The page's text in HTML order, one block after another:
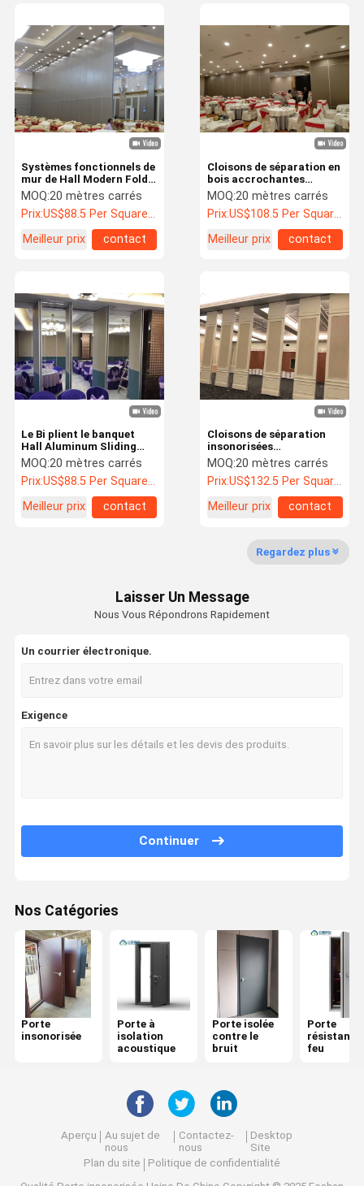
Produits
Contrôle De
Nous
Les Affaires
Porte insonorisée
Porte à isolation acoustique
Porte isolée contre le bruit
Porte résistante au feu
Partition murale opérationnelle
diviseur de pièce accrochant
Une cabine téléphonique insonorisée
Module de réunion de bureau
Compositeur de bureau
Parement en verre de bureau
Cloisons de séparation en
bois accrochantes
mobiles pliantes de
diviseurs de pièce
MOQ:20 mètres carrés
Prix:US$108.5 Per Square Meter
Meilleur prix
contact
Systèmes fonctionnels de
mur de Hall Modern Fold
Partition Walls de
banquet d'hôtel
MOQ:20 mètres carrés
Prix:US$88.5 Per Square Meter
Meilleur prix
contact
Cloisons de séparation
insonorisées
individuellement
actionnées glissant la
cloison de séparation se
MOQ:20 mètres carrés
Prix:US$132.5 Per Square Meter
Meilleur prix
contact
Le Bi plient le banquet
Hall Aluminum Sliding
Door Sturdy de cloison de
séparation comporte
MOQ:20 mètres carrés
Prix:US$88.5 Per Square Meter
Meilleur prix
contact
Regardez plus
Laisser Un Message
Nous Vous Répondrons Rapidement
Un courrier électronique.
Exigence
Continuer
Nos Catégories
Porte
insonorisée
Porte à
isolation
acoustique
Porte isolée
contre le
bruit
Porte
résistante
feu
Aperçu
Au sujet de
nous
Contactez-
nous
Desktop
Site
Plan du site
Politique de confidentialité